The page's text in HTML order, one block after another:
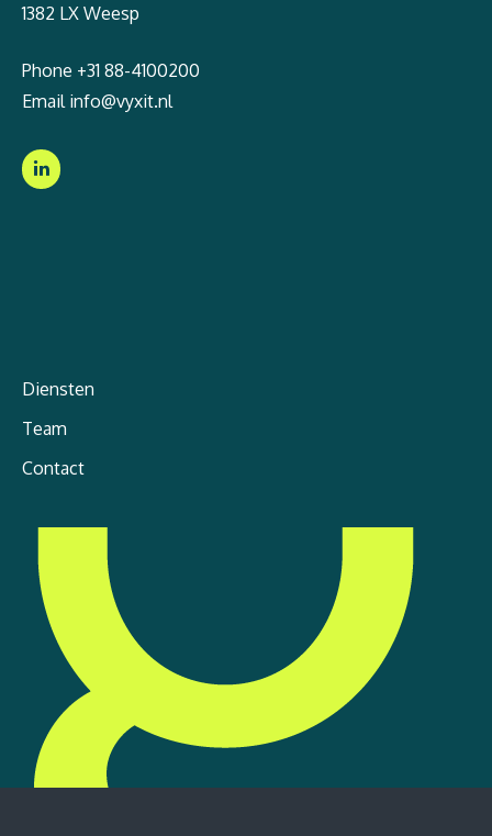
1382 LX Weesp
Phone +31 88-4100200
Email info@vyxit.nl
Diensten
Team
Contact